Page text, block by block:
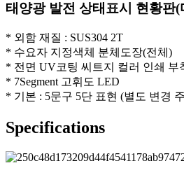
태양광 발전 상태표시 현황판
* 외함 재질 : SUS304 2T
* 수요자 지정색체 분체도장(전체)
* 전면 UV코팅 씨트지 컬러 인쇄 부
* 7Segment 고휘도 LED
* 기본 : 5문구 5단 표현 (별도 변경
Specifications